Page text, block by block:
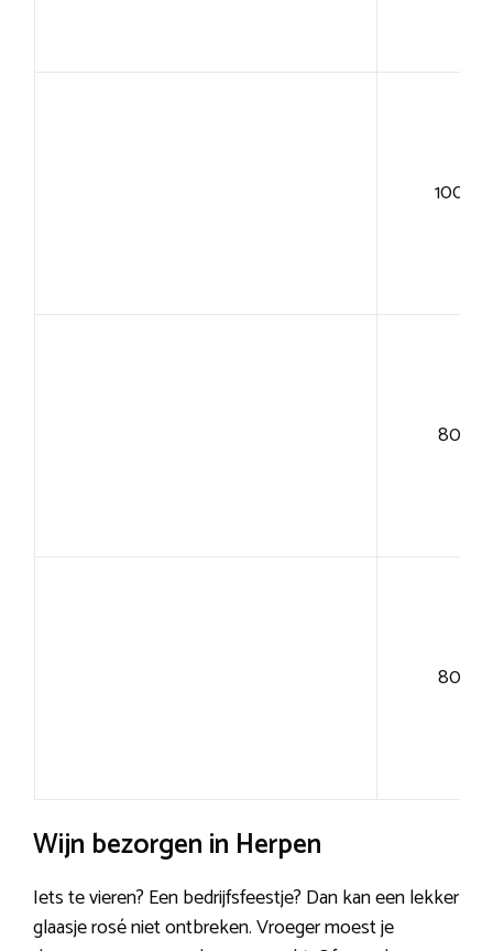
100+
80+
80+
Wijn bezorgen in Herpen
Iets te vieren? Een bedrijfsfeestje? Dan kan een lekker
glaasje rosé niet ontbreken. Vroeger moest je